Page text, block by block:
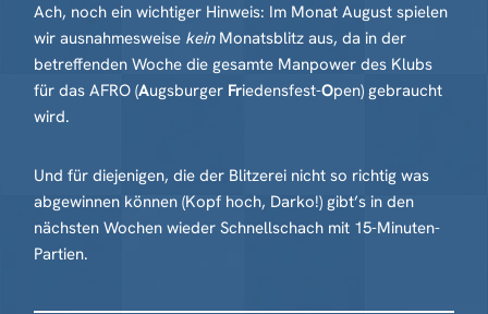
Ach, noch ein wichtiger Hinweis: Im Monat August spielen
wir ausnahmesweise keinMonatsblitz aus, da in der
betreffenden Woche die gesamte Manpower des Klubs
für das AFRO (Augsburger Friedensfest-Open) gebraucht
wird.
Und für diejenigen, die der Blitzerei nicht so richtig was
abgewinnen können (Kopf hoch, Darko!) gibt’s in den
nächsten Wochen wieder Schnellschach mit 15-Minuten-
Partien.